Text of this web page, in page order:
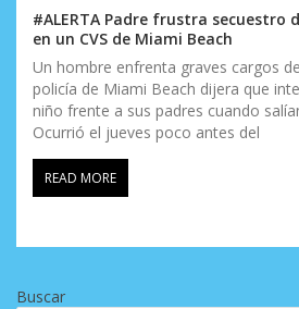
#ALERTA Padre frustra secuestro
en un CVS de Miami Beach
Un hombre enfrenta graves cargos
policía de Miami Beach dijera que
niño frente a sus padres cuando
Ocurrió el jueves poco antes del
READ MORE
Buscar